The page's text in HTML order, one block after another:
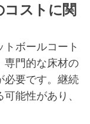
コストに関
ボールコート
専門的な床材の
必要です。継続
能性があり、